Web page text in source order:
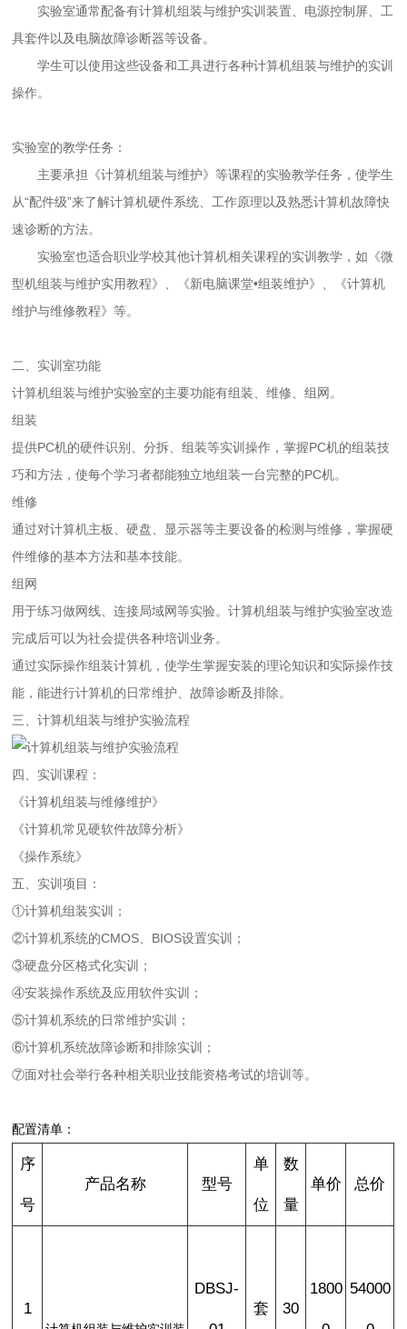
实验室通常配备有计算机组装与维护实训装置 、电源控制屏、工
具套件以及电脑故障诊断器等设备。
学生可以使用这些设备和工具进行各种计算机组装与维护的实训
操作。
实验室的教学任务：
主要承担《计算机组装与维护》等课程的实验教学任务，使学生
从“配件级”来了解计算机硬件系统、工作原理以及熟悉计算机故障快
速诊断的方法。
实验室也适合职业学校其他计算机相关课程的实训教学，如《微
型机组装与维护实用教程》、《新电脑课堂•组装维护》、《计算机
维护与维修教程》等。
二、实训室功能
计算机组装与维护实验室的主要功能有组装、维修、组网。
组装
提供PC机的硬件识别、分拆、组装等实训操作，掌握PC机的组装技
巧和方法，使每个学习者都能独立地组装一台完整的PC机。
维修
通过对计算机主板、硬盘、显示器等主要设备的检测与维修，掌握硬
件维修的基本方法和基本技能。
组网
用于练习做网线、连接局域网等实验。计算机组装与维护实验室改造
完成后可以为社会提供各种培训业务。
通过实际操作组装计算机，使学生掌握安装的理论知识和实际操作技
能，能进行计算机的日常维护、故障诊断及排除。
三、计算机组装与维护实验流程
四、实训课程：
《计算机组装与维修维护》
《计算机常见硬软件故障分析》
《操作系统》
五、实训项目：
①计算机组装实训；
②计算机系统的CMOS、BIOS设置实训；
③硬盘分区格式化实训；
④安装操作系统及应用软件实训；
⑤计算机系统的日常维护实训；
⑥计算机系统故障诊断和排除实训；
⑦面对社会举行各种相关职业技能资格考试的培训等。
配置清单：
序
号
产品名称 型号
单
位
数
量
单价 总价
1
DBSJ-
套 30
1800 54000